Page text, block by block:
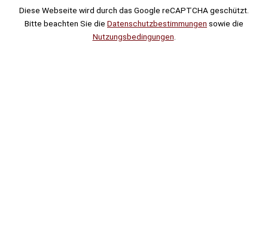
Diese Webseite wird durch das Google reCAPTCHA geschützt.
Bitte beachten Sie die Datenschutzbestimmungen sowie die
Nutzungsbedingungen